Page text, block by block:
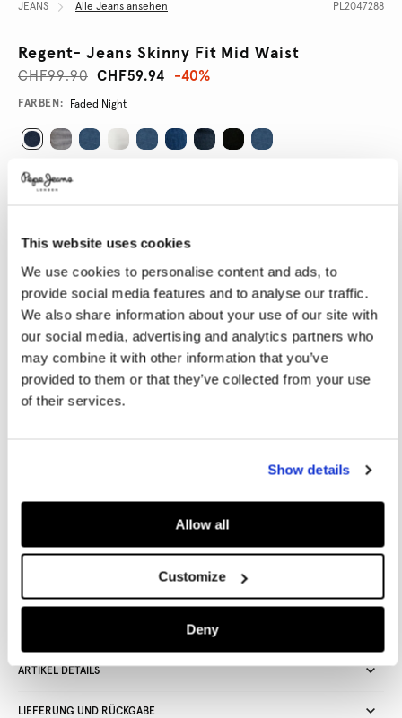
This website uses cookies
We use cookies to personalise content and ads, to
provide social media features and to analyse our traffic.
We also share information about your use of our site with
our social media, advertising and analytics partners who
may combine it with other information that you’ve
provided to them or that they’ve collected from your use
of their services.
Show details
Allow all
Customize
Deny
JEANS Alle Jeans ansehen PL2047288
Regent- Jeans Skinny Fit Mid Waist
CHF59.94
CHF99.90 -40%
Promotions
Variations
FARBEN: Faded Night
GRÖßE AUSWÄHLEN:
LÄNGE AUSWÄHLEN:
30
Model trägt: 27Größe des Models:
Kostenlose lieferung ab CHF80. Kostenlose
Rückgabe
ARTIKEL DETAILS
LIEFERUNG UND RÜCKGABE